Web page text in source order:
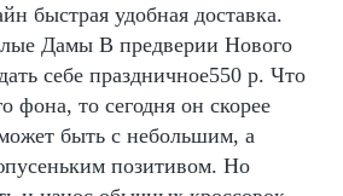
быстрая удобная доставка.
Дамы В предверии Нового
себе праздничное550 р. Что
фона, то сегодня он скорее
быть с небольшим, а
позитивом. Но